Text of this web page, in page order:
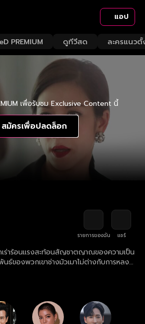
แอป
PREMIUM ดูทีวีสด ละครแนวตั้
เพื่อรับชม Exclusive Content นี้
สมัครเพื่อปลดล็อก
รายการของฉัน
แชร์
เร่าร้อนแรงสะท้อนสัญชาตญาณของความเป็น
ธ์ของพวกเขาช่างมัวเมาไม่ต่างกับการหลง
วามปรารถนาสุดอันตราย เมื่อกามเทพ